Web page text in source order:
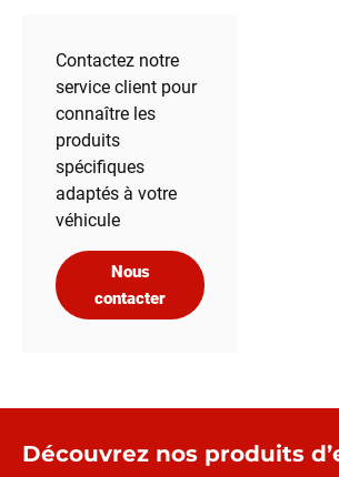
Contactez notre
service client pour
connaître les
produits
spécifiques
adaptés à votre
véhicule
Nous
contacter
Découvrez nos produits